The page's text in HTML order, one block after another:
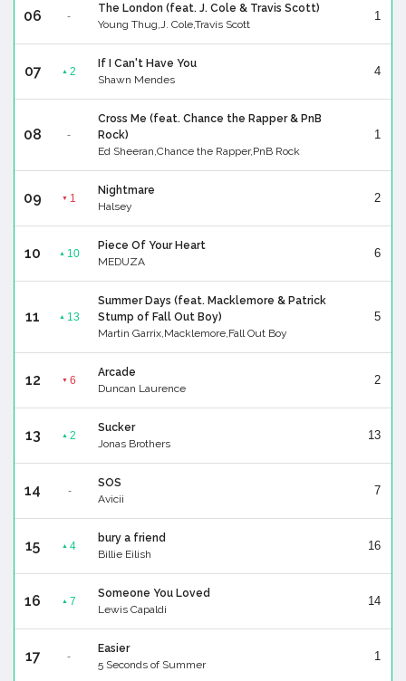
06 -
The London (feat. J. Cole & Travis Scott)
Young Thug,J. Cole,Travis Scott
1
07 ▲ 2
If I Can't Have You
Shawn Mendes
4
08 -
Cross Me (feat. Chance the Rapper & PnB
Rock)
Ed Sheeran,Chance the Rapper,PnB Rock
1
09 ▼ 1
Nightmare
Halsey
2
10 ▲ 10
Piece Of Your Heart
MEDUZA
6
11 ▲ 13
Summer Days (feat. Macklemore & Patrick
Stump of Fall Out Boy)
Martin Garrix,Macklemore,Fall Out Boy
5
12 ▼ 6
Arcade
Duncan Laurence
2
13 ▲ 2
Sucker
Jonas Brothers
13
14 -
SOS
Avicii
7
15 ▲ 4
bury a friend
Billie Eilish
16
16 ▲ 7
Someone You Loved
Lewis Capaldi
14
17 -
Easier
5 Seconds of Summer
1